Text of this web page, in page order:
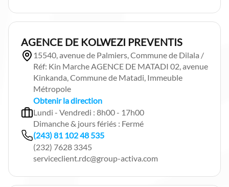
AGENCE DE KOLWEZI PREVENTIS
15540, avenue de Palmiers, Commune de Dilala /
Réf: Kin Marche AGENCE DE MATADI 02, avenue
Kinkanda, Commune de Matadi, Immeuble
Métropole
Obtenir la direction
Lundi - Vendredi : 8h00 - 17h00
Dimanche & jours fériés : Fermé
(243) 81 102 48 535
(232) 7628 3345
serviceclient.rdc@group-activa.com